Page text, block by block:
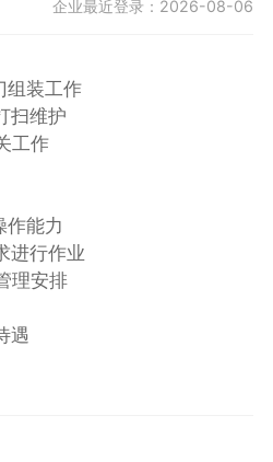
企业最近登录：2026-08-06
组装工作
扫维护
工作
作能力
进行作业
理安排
遇